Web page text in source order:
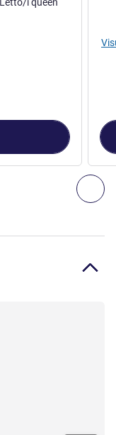
, Camera 2 :